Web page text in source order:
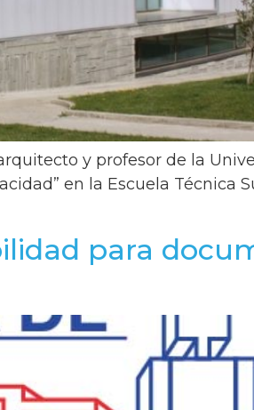
y profesor de la
en la Escuela Técnica
para